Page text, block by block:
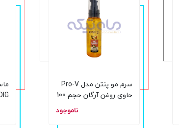
سرم مو پنتن مدل Pro-V
حاوی روغن آرگان حجم 100
ناموجود